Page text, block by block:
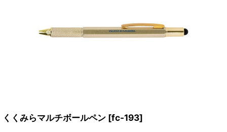
くくみらマルチボールペン [fc-193]